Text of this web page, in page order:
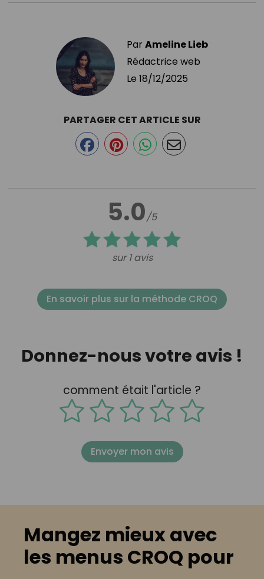
ParAmeline Lieb
Rédactrice web
Le 18/12/2025
5.0/5
sur 1 avis
PARTAGER CET ARTICLE SUR
En savoir plus sur la méthode CROQ
Donnez-nous votre avis !
comment était l'article ?
Envoyer mon avis
Mangez mieux avec
les menus CROQ pour